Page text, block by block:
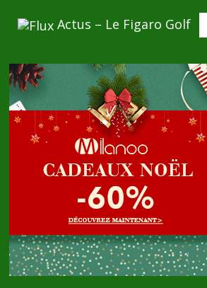
Actus – Le Figaro Golf